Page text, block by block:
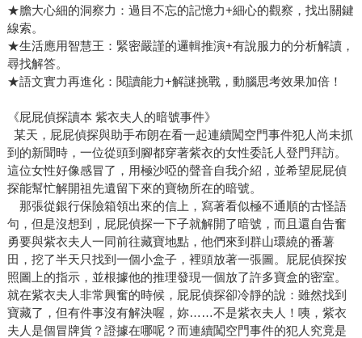
★膽大心細的洞察力：過目不忘的記憶力+細心的觀察，找出關鍵
線索。
★生活應用智慧王：緊密嚴謹的邏輯推演+有說服力的分析解讀，
尋找解答。
★語文實力再進化：閱讀能力+解謎挑戰，動腦思考效果加倍！
《屁屁偵探讀本 紫衣夫人的暗號事件》
某天，屁屁偵探與助手布朗在看一起連續闖空門事件犯人尚未抓
到的新聞時，一位從頭到腳都穿著紫衣的女性委託人登門拜訪。
這位女性好像感冒了，用極沙啞的聲音自我介紹，並希望屁屁偵
探能幫忙解開祖先遺留下來的寶物所在的暗號。
那張從銀行保險箱領出來的信上，寫著看似極不通順的古怪語
句，但是沒想到，屁屁偵探一下子就解開了暗號，而且還自告奮
勇要與紫衣夫人一同前往藏寶地點，他們來到群山環繞的番薯
田，挖了半天只找到一個小盒子，裡頭放著一張圖。屁屁偵探按
照圖上的指示，並根據他的推理發現一個放了許多寶盒的密室。
就在紫衣夫人非常興奮的時候，屁屁偵探卻冷靜的說：雖然找到
寶藏了，但有件事沒有解決喔，妳……不是紫衣夫人！咦，紫衣
夫人是個冒牌貨？證據在哪呢？而連續闖空門事件的犯人究竟是